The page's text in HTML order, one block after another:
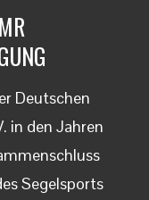
Deutschen
in den Jahren
Segelsports